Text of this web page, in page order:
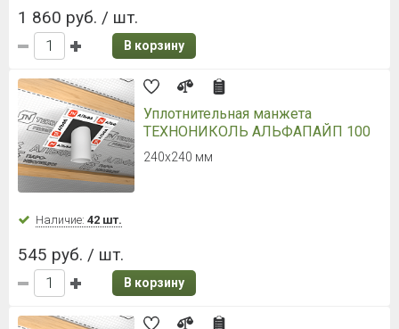
Техноэласт АКУСТИК С Б350
В рулоне 10 кв. метров
454.20 руб./ м²
В корзину